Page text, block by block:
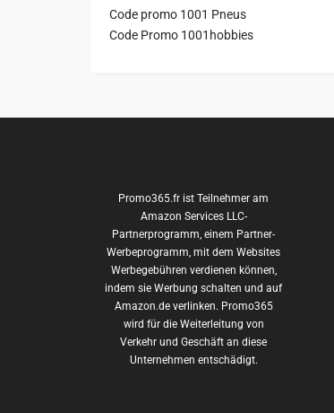
Code promo 1001 Pneus
Code Promo 1001hobbies
Promo365.fr ist Teilnehmer am
Amazon Services LLC-
Partnerprogramm, einem Partner-
Werbeprogramm, mit dem Websites
Werbegebühren verdienen können,
indem sie Werbung schalten und auf
Amazon.de verlinken. Promo365
wird für die Weiterleitung von
Verkehr und Geschäft an diese
Unternehmen entschädigt.